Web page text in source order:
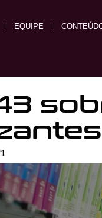
EQUIPE